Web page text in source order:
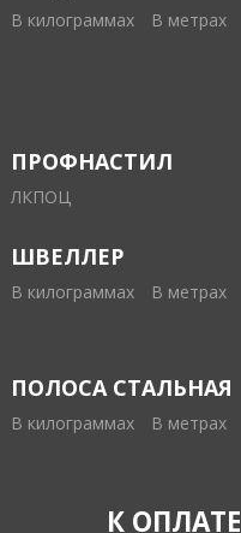
В килограммах В метрах
ПРОФНАСТИЛ
ЛКПОЦ
ШВЕЛЛЕР
В килограммах В метрах
ПОЛОСА СТАЛЬНАЯ
В килограммах В метрах
К